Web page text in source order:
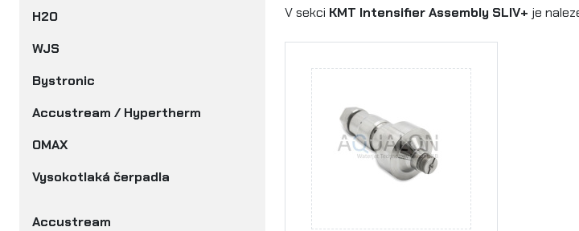
H2O
WJS
Bystronic
Accustream / Hypertherm
OMAX
Vysokotlaká čerpadla
Accustream
V sekci KMT Intensifier Assembly SLIV+ je